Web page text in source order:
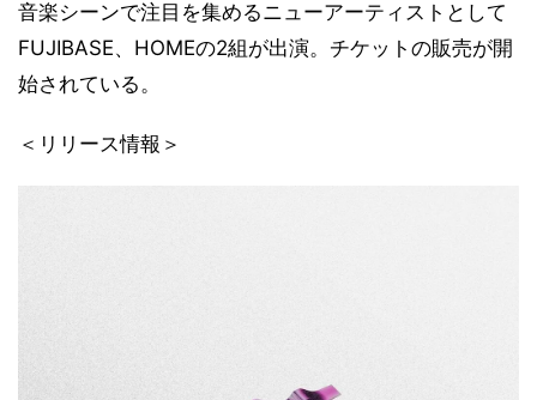
音楽シーンで注目を集めるニューアーティストとして
FUJIBASE、HOMEの2組が出演。チケットの販売が開
始されている。
＜リリース情報＞